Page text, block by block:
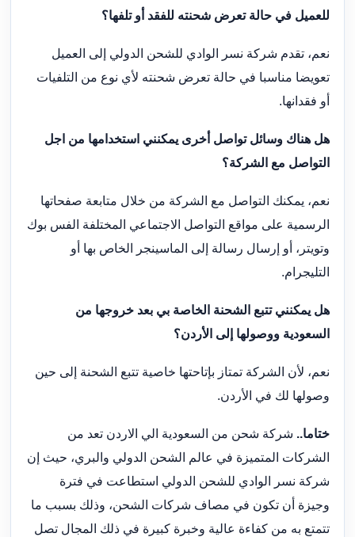
للعميل في حالة تعرض شحنته للفقد أو تلفها؟
نعم، تقدم شركة نسر الوادي للشحن الدولي إلى العميل
تعويضا مناسبا في حالة تعرض شحنته لأي نوع من التلفيات
أو فقدانها.
هل هناك وسائل تواصل أخرى يمكنني استخدامها من اجل
التواصل مع الشركة؟
نعم، يمكنك التواصل مع الشركة من خلال متابعة صفحاتها
الرسمية على مواقع التواصل الاجتماعي المختلفة الفس بوك
وتويتر، أو إرسال رسالة إلى الماسينجر الخاص بها أو
التليجرام.
هل يمكنني تتبع الشحنة الخاصة بي بعد خروجها من
السعودية ووصولها إلى الأردن؟
نعم، لأن الشركة تمتاز بإتاحتها خاصية تتبع الشحنة إلى حين
وصولها لك في الأردن.
ختاما..شركة شحن من السعودية الي الاردن تعد من
الشركات المتميزة في عالم الشحن الدولي والبري، حيث إن
شركة نسر الوادي للشحن الدولي استطاعت في فترة
وجيزة أن تكون في مصاف شركات الشحن، وذلك بسبب ما
تتمتع به من كفاءة عالية وخبرة كبيرة في ذلك المجال تصل